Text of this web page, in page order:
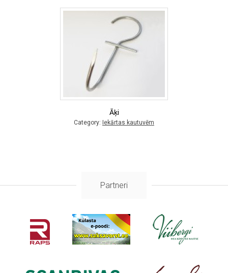
Āķi
Category: Iekārtas kautuvēm
Partneri